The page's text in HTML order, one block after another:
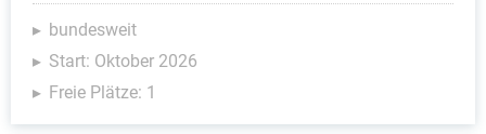
bundesweit
Start: Oktober 2026
Freie Plätze: 1